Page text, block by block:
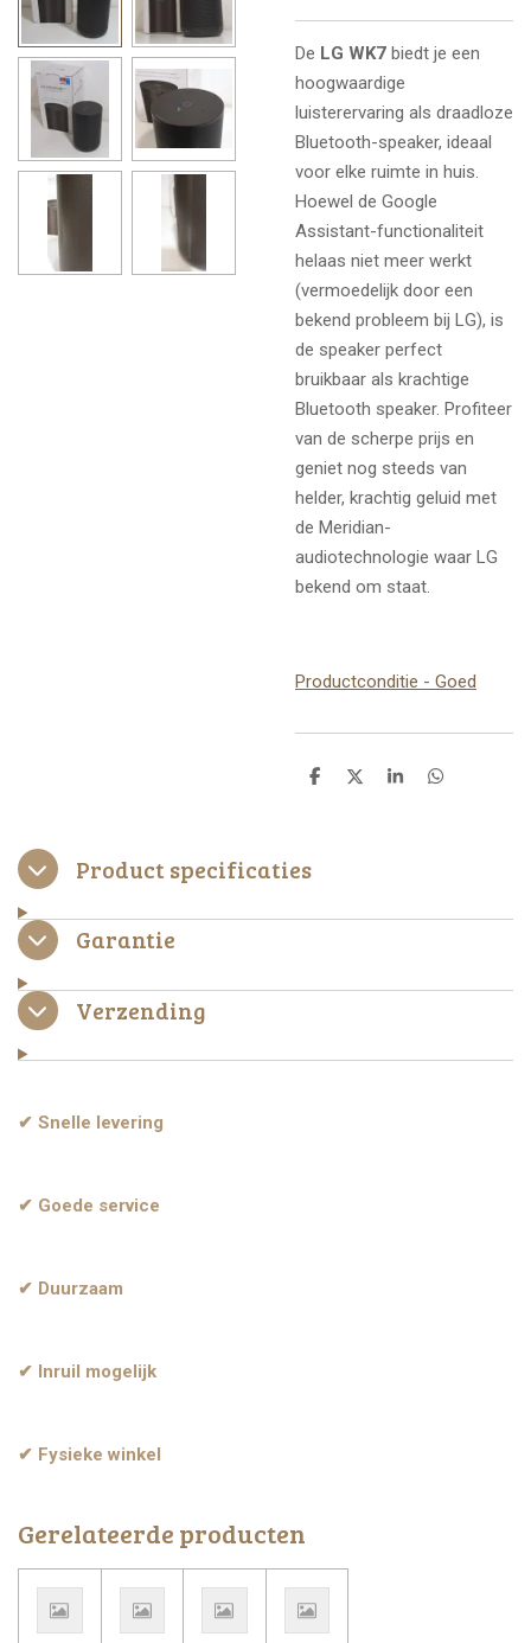
De LG WK7 biedt je een
hoogwaardige
luisterervaring als draadloze
Bluetooth-speaker, ideaal
voor elke ruimte in huis.
Hoewel de Google
Assistant-functionaliteit
helaas niet meer werkt
(vermoedelijk door een
bekend probleem bij LG), is
de speaker perfect
bruikbaar als krachtige
Bluetooth speaker. Profiteer
van de scherpe prijs en
geniet nog steeds van
helder, krachtig geluid met
de Meridian-
audiotechnologie waar LG
bekend om staat.
Productconditie - Goed
D
D
S
D
Product specificaties
Garantie
Verzending
✔ Snelle levering
✔ Goede service
✔ Duurzaam
✔ Inruil mogelijk
✔ Fysieke winkel
Gerelateerde producten